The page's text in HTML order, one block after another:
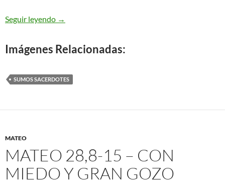
Seguir leyendo Marcos 14,12a. 22-25 sangre de la alianza
→
Imágenes Relacionadas:
SUMOS SACERDOTES
MATEO
MATEO 28,8-15 – CON
MIEDO Y GRAN GOZO